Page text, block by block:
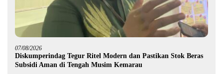
07/08/2026
Diskumperindag Tegur Ritel Modern dan Pastikan Stok Beras
Subsidi Aman di Tengah Musim Kemarau